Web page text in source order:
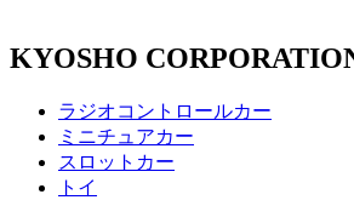
KYOSHO
ラジオコントロールカー
ミニチュアカー
スロットカー
トイ